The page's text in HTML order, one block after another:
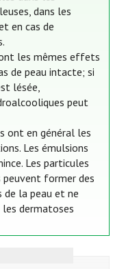
dans les
en cas de
les mêmes effets
de peau intacte; si
lésée,
peut
ont en général les
Les émulsions
Les particules
peuvent former des
la peau et ne
les dermatoses